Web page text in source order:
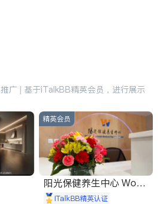
推广 | 基于iTalkBB精英会员，进行展示
精英会员
阳光保健养生中心 World
shine
iTalkBB精英认证